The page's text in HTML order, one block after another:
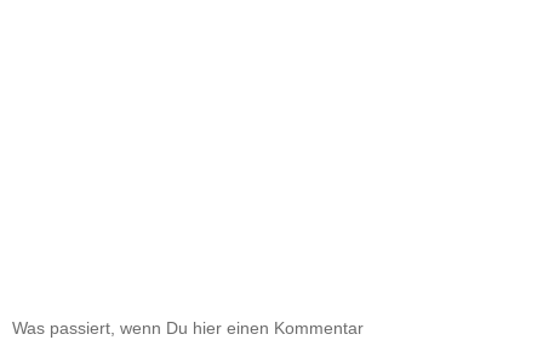
Was passiert, wenn Du hier einen Kommentar